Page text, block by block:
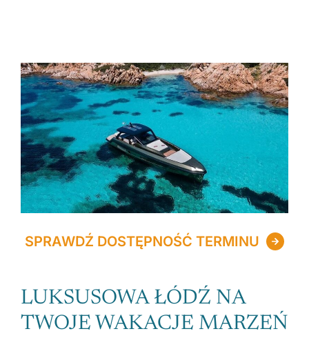
SPRAWDŹ DOSTĘPNOŚĆ TERMINU
LUKSUSOWA ŁÓDŹ NA
TWOJE WAKACJE MARZEŃ